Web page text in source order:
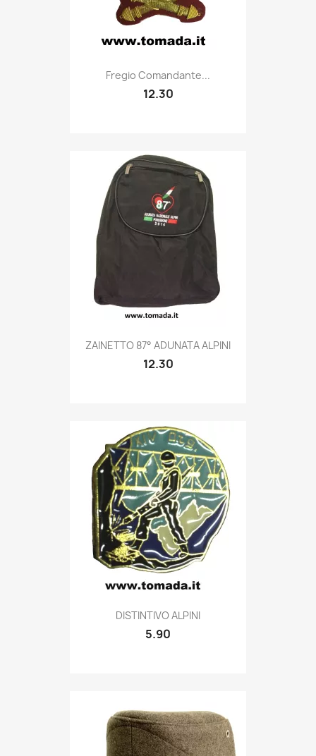
Quick view
Fregio Comandante...
12.30
Quick view
ZAINETTO 87° ADUNATA ALPINI
12.30
Quick view
DISTINTIVO ALPINI
5.90